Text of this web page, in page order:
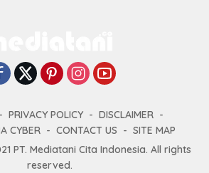
PRIVACY POLICY
DISCLAIMER
CYBER
CONTACT US
SITE MAP
PT. Mediatani Cita Indonesia. All rights
reserved.